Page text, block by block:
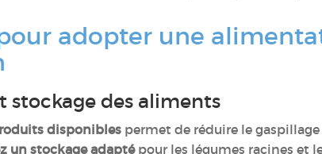
adopter une
stockage des aliments
disponibles permet de réduire le
un stockage adaptépour les légumes racines et